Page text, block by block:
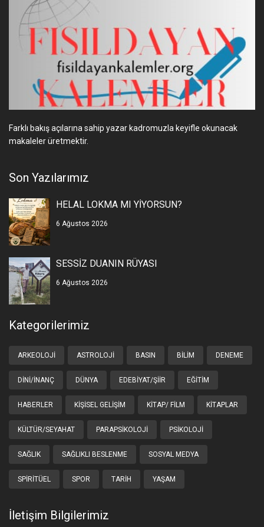
Farklı bakış açılarına sahip yazar kadromuzla keyifle okunacak
makaleler üretmektir.
Son Yazılarımız
HELAL LOKMA MI YİYORSUN?
6 Ağustos 2026
SESSİZ DUANIN RÜYASI
6 Ağustos 2026
Kategorilerimiz
ARKEOLOJI ASTROLOJI BASIN BILIM DENEME
DINI/İNANÇ DÜNYA EDEBIYAT/ŞIIR EĞITIM
HABERLER KIŞISEL GELIŞIM KITAP/ FILM KITAPLAR
KÜLTÜR/SEYAHAT PARAPSIKOLOJI PSIKOLOJI
SAĞLIK SAĞLIKLI BESLENME SOSYAL MEDYA
SPIRITÜEL SPOR TARIH YAŞAM
İletişim Bilgilerimiz